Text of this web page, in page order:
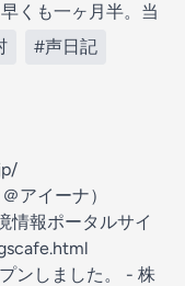
くも一ヶ月半。当
#声日記
アイーナ）
情報ポータルサイ
ンしました。 - 株